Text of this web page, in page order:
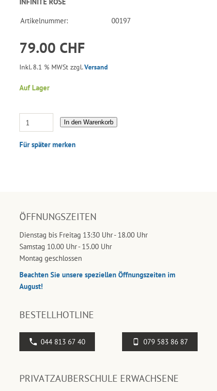
Artikelnummer: 00197
79.00 CHF
Inkl. 8.1 % MWSt zzgl.Versand
Auf Lager
In den Warenkorb
Für später merken
ÖFFNUNGSZEITEN
Dienstag bis Freitag 13:30 Uhr - 18.00 Uhr
Samstag 10.00 Uhr - 15.00 Uhr
Montag geschlossen
Beachten Sie unsere speziellen Öffnungszeiten im
August!
BESTELLHOTLINE
044 813 67 40 079 583 86 87
PRIVATZAUBERSCHULE ERWACHSENE